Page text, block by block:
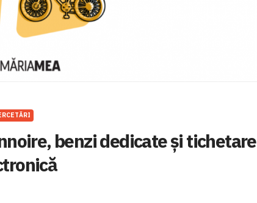
benzi dedicate și tichetare